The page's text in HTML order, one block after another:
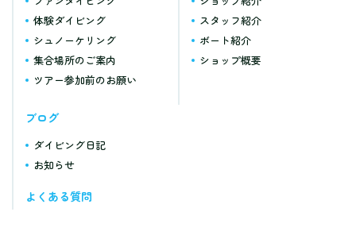
体験ダイビング
シュノーケリング
集合場所のご案内
ツアー参加前のお願い
スタッフ紹介
ボート紹介
ショップ概要
ブログ
ダイビング日記
お知らせ
よくある質問